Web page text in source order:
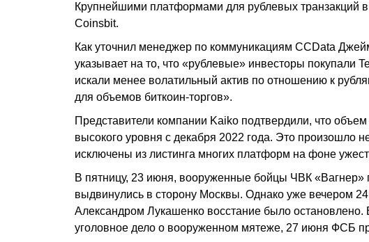
Крупнейшими платформами для рублевых транзакций
Coinsbit.
Как уточнил менеджер по коммуникациям CCData
указывает на то, что «рублевые» инвесторы покупали
искали менее волатильный актив по отношению к
для объемов биткоин-торгов».
Представители компании Kaiko подтвердили, что
высокого уровня с декабря 2022 года. Это произошло
исключены из листинга многих платформ на фоне
В пятницу, 23 июня, вооруженные бойцы ЧВК «Вагнер»
выдвинулись в сторону Москвы. Однако уже вечером
Александром Лукашенко восстание было
уголовное дело о вооруженном мятеже, 27 июня ФСБ